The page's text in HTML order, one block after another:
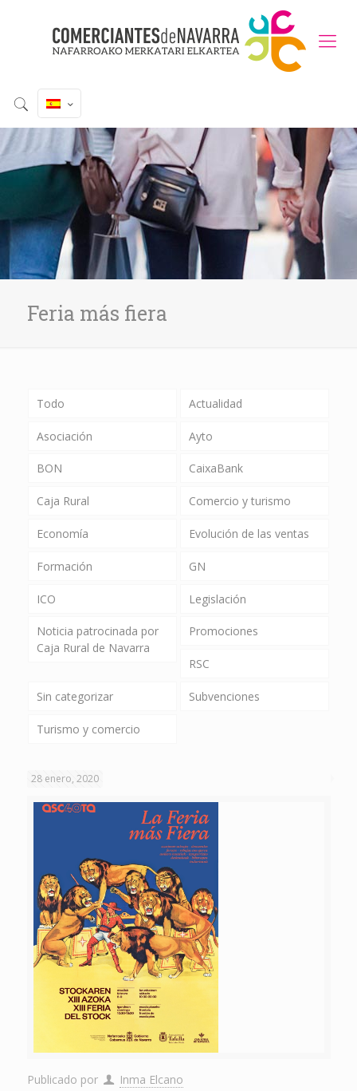
Feria más fiera
Todo Actualidad
Asociación Ayto
BON CaixaBank
Caja Rural Comercio y turismo
Economía Evolución de las ventas
Formación GN
ICO Legislación
Noticia patrocinada por
Caja Rural de Navarra
Promociones
RSC
Sin categorizar Subvenciones
Turismo y comercio
28 enero, 2020
Publicado por Inma Elcano